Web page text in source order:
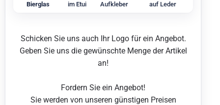
Bierglas
im Etui
Aufkleber
auf Leder
Schicken Sie uns auch Ihr Logo für ein Angebot.
Geben Sie uns die gewünschte Menge der Artikel
an!
Fordern Sie ein Angebot!
Sie werden von unseren günstigen Preisen